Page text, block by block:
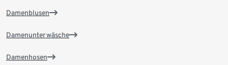
Damenblusen
Damenunterwäsche
Damenhosen